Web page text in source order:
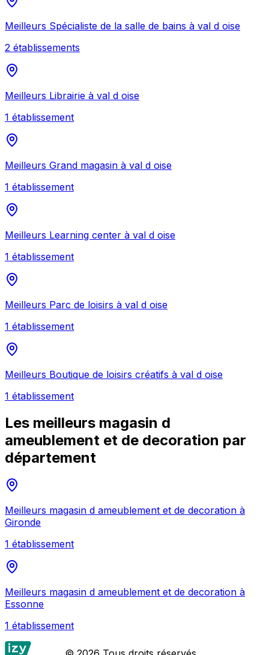
Meilleurs Spécialiste de la salle de bains à val d oise
2 établissements
Meilleurs Librairie à val d oise
1 établissement
Meilleurs Grand magasin à val d oise
1 établissement
Meilleurs Learning center à val d oise
1 établissement
Meilleurs Parc de loisirs à val d oise
1 établissement
Meilleurs Boutique de loisirs créatifs à val d oise
1 établissement
Les meilleurs magasin d
ameublement et de decoration par
département
Meilleurs magasin d ameublement et de decoration à
Gironde
1 établissement
Meilleurs magasin d ameublement et de decoration à
Essonne
1 établissement